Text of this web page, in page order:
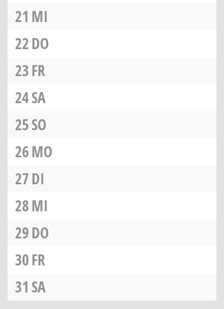
21 MI
22DO
23FR
24SA
25SO
26MO
27DI
28MI
29DO
30FR
31 SA